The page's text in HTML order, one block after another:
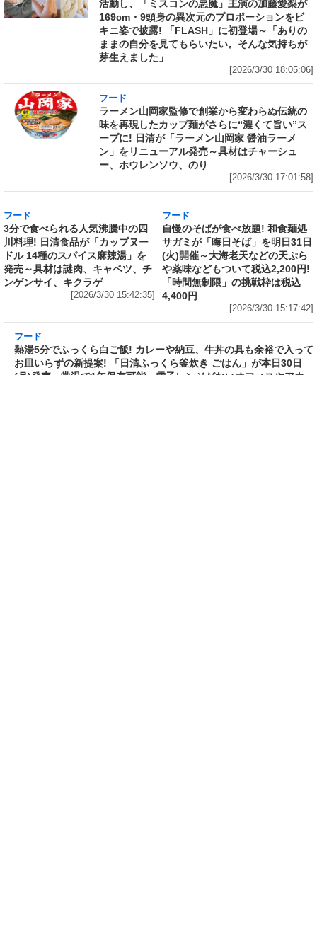
活動し、「ミスコンの悪魔」主演の加藤愛梨が
169cm・9頭身の異次元のプロポーションをビ
キニ姿で披露! 「FLASH」に初登場～「ありの
ままの自分を見てもらいたい。そんな気持ちが
芽生えました」
[2026/3/30 18:05:06]
フード
ラーメン山岡家監修で創業から変わらぬ伝統の
味を再現したカップ麺がさらに“濃くて旨い”ス
ープに! 日清が「ラーメン山岡家 醤油ラーメ
ン」をリニューアル発売～具材はチャーシュ
ー、ホウレンソウ、のり
[2026/3/30 17:01:58]
川料理! 日清食品が「カップヌー
ドル 14種のスパイス麻辣湯」を
発売～具材は謎肉、キャベツ、チ
ンゲンサイ、キクラゲ
[2026/3/30 15:42:35]
フード
自慢のそばが食べ放題! 和食麺処
サガミが「晦日そば」を明日31日
や薬味などもついて税込2,200円!
「時間無制限」の挑戦枠は税込
4,400円